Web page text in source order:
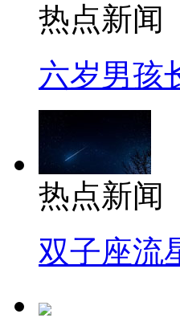
热点新闻
六岁男孩
热点新闻
双子座流